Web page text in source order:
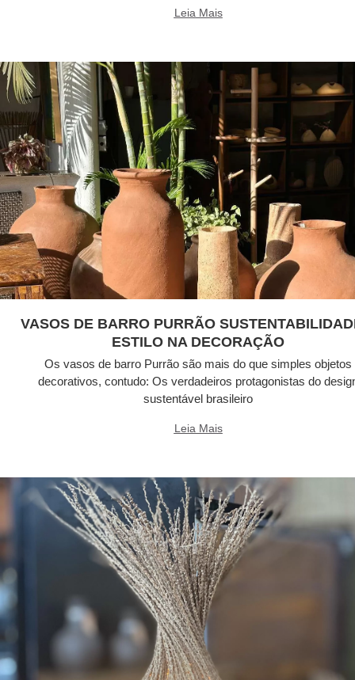
Leia Mais
VASOS DE BARRO PURRÃO
ESTILO NA DECORAÇÃO
Os vasos de barro Purrão são mais do que simples objetos
decorativos, contudo: Os verdadeiros protagonistas do
sustentável brasileiro
Leia Mais